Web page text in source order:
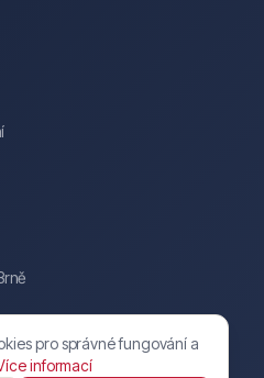
pro správné fungování a
informací